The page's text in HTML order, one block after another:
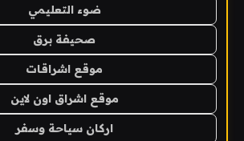
ضوء التعليمي
صحيفة برق
موقع اشراقات
موقع اشراق اون لاين
اركان سياحة وسفر